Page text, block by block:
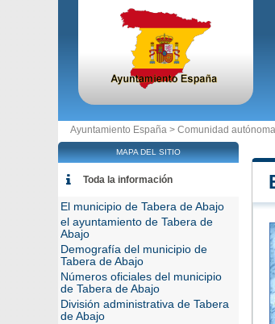
Ayuntamiento España > Comunidad
MAPA DEL SITIO
Toda la información
El municipio de Tabera de Abajo
el ayuntamiento de Tabera de
Abajo
Demografía del municipio de
Tabera de Abajo
Números oficiales del municipio
de Tabera de Abajo
División administrativa de Tabera
de Abajo